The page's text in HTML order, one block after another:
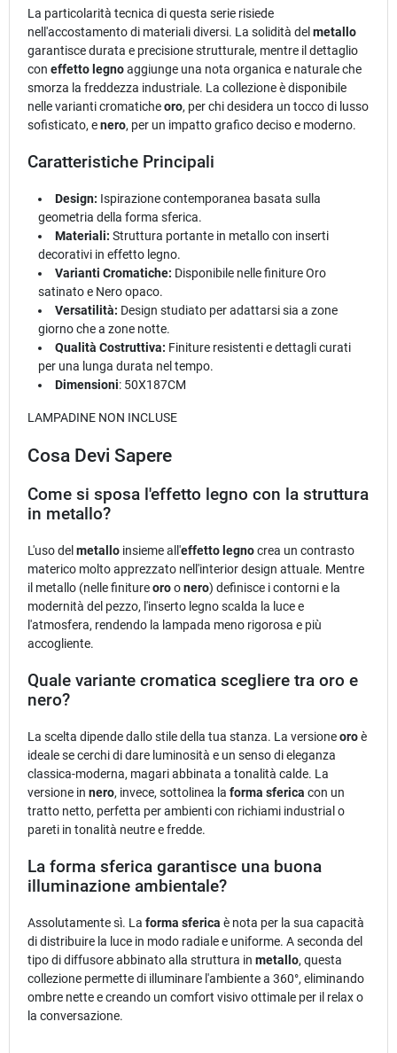
La particolarità tecnica di questa serie risiede
nell'accostamento di materiali diversi. La solidità del metallo
garantisce durata e precisione strutturale, mentre il dettaglio
con effetto legnoaggiunge una nota organica e naturale che
smorza la freddezza industriale. La collezione è disponibile
nelle varianti cromaticheoro, per chi desidera un tocco di lusso
sofisticato, enero, per un impatto grafico deciso e moderno.
Caratteristiche Principali
Design: Ispirazione contemporanea basata sulla
geometria della forma sferica.
Materiali: Struttura portante in metallo con inserti
decorativi in effetto legno.
Varianti Cromatiche: Disponibile nelle finiture Oro
satinato e Nero opaco.
Versatilità: Design studiato per adattarsi sia a zone
giorno che a zone notte.
Qualità Costruttiva: Finiture resistenti e dettagli curati
per una lunga durata nel tempo.
Dimensioni: 50X187CM
LAMPADINE NON INCLUSE
Cosa Devi Sapere
Come si sposa l'effetto legno con la struttura
in metallo?
L'uso del metallo insieme all'effetto legnocrea un contrasto
materico molto apprezzato nell'interior design attuale. Mentre
il metallo (nelle finitureoroonero) definisce i contorni e la
modernità del pezzo, l'inserto legno scalda la luce e
l'atmosfera, rendendo la lampada meno rigorosa e più
accogliente.
Quale variante cromatica scegliere tra oro e
nero?
La scelta dipende dallo stile della tua stanza. La versioneoroè
ideale se cerchi di dare luminosità e un senso di eleganza
classica-moderna, magari abbinata a tonalità calde. La
versione in nero, invece, sottolinea la forma sferica con un
tratto netto, perfetta per ambienti con richiami industrial o
pareti in tonalità neutre e fredde.
La forma sferica garantisce una buona
illuminazione ambientale?
Assolutamente sì. La forma sferica è nota per la sua capacità
di distribuire la luce in modo radiale e uniforme. A seconda del
tipo di diffusore abbinato alla struttura in metallo, questa
collezione permette di illuminare l'ambiente a 360°, eliminando
ombre nette e creando un comfort visivo ottimale per il relax o
la conversazione.